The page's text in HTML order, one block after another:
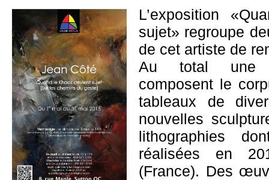
L’exposition
sujet» regroupe
de cet artiste de
Au total une
composent le
tableaux de
nouvelles
lithographies
réalisées en
(France). Des